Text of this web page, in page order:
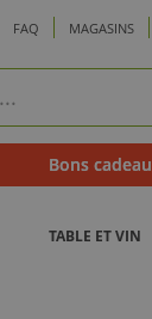
FAQ MAGASINS
Bons
TABLE ET VIN